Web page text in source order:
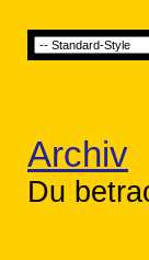
Archiv
Du